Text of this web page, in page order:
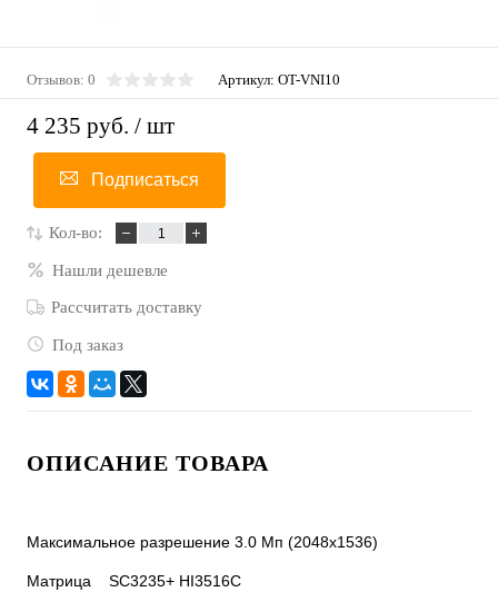
Отзывов: 0 Артикул: OT-VNI10
4 235 руб. / шт
Подписаться
Кол-во:
Нашли дешевле
Рассчитать доставку
Под заказ
ОПИСАНИЕ ТОВАРА
Максимальное разрешение 3.0 Mп (2048x1536)
Матрица SC3235+ HI3516С